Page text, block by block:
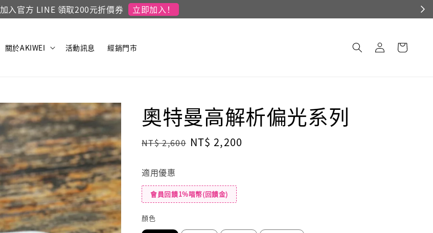
加入官方 LINE 領取200元折價券 立即加入！
關於AKIWEI 活動訊息 經銷門市
奧特曼高解析偏光系列
Regular
NT$ 2,600 Sale
NT$ 2,200
適用優惠
會員回饋1%喵幣(回饋金)
顏色